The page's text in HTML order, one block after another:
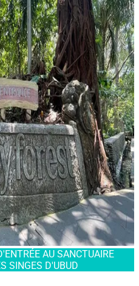
AU SANCTUAIRE
SINGES D'UBUD